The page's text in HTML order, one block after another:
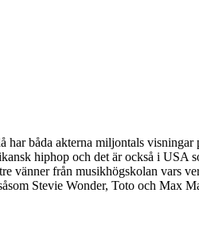
båda akterna miljontals
hiphop och det är också i USA
vänner från musikhögskolan vars
Stevie Wonder, Toto och Max